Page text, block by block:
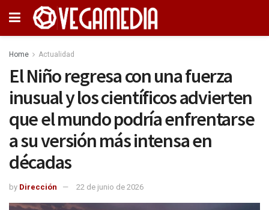
Home Actualidad
El Niño regresa con una fuerza
inusual y los científicos advierten
que el mundo podría enfrentarse
a su versión más intensa en
décadas
by Dirección 22 de junio de 2026